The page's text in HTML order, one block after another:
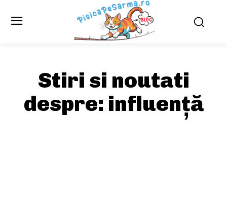
Stiri si noutati
despre: influență